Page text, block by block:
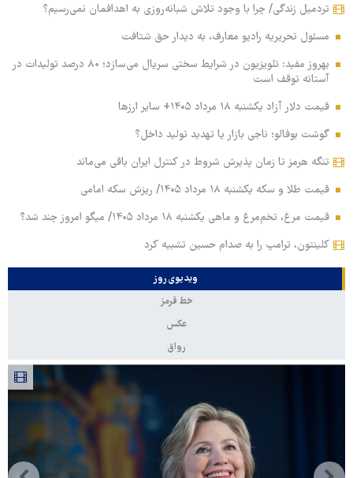
تردمیل زندگی/ چرا با وجود تلاش شبانه‌روزی به اهدافمان نمی‌رسیم؟
مسئول تحریریه رادیو معارف، به دیدار حق شتافت
بهروز مفید: تلویزیون در شرایط سختی سریال می‌سازد؛ ۸۰ درصد تولیدات در
آستانه توقف است
قیمت دلار آزاد یکشنبه ۱۸ مرداد ۱۴۰۵+ سایر ارزها
گوشت بوفالو؛ ناجی بازار یا تهدید تولید داخل؟
تنگه هرمز تا زمان پذیرش شروط در کنترل ایران باقی می‌ماند
قیمت طلا و سکه یکشنبه ۱۸ مرداد ۱۴۰۵/ ریزش سکه امامی
قیمت مرغ، تخم‌مرغ و ماهی یکشنبه ۱۸ مرداد ۱۴۰۵/ میگو امروز چند شد؟
کلینتون، ترامپ را به صدام حسین تشبیه کرد
ویدیوی روز
خط قرمز
عکس
رواق